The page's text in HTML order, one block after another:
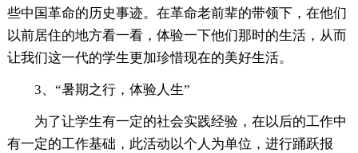
些中国革命的历史事迹。在革命老前辈的带领下，在他们
以前居住的地方看一看，体验一下他们那时的生活，从而
让我们这一代的学生更加珍惜现在的美好生活。
3、“暑期之行，体验人生”
为了让学生有一定的社会实践经验，在以后的工作中
有一定的工作基础，此活动以个人为单位，进行踊跃报